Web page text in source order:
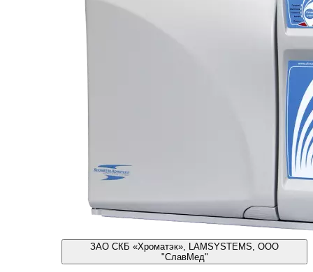
ЗАО СКБ «Хроматэк», LAMSYSTEMS, ООО
"СлавМед"